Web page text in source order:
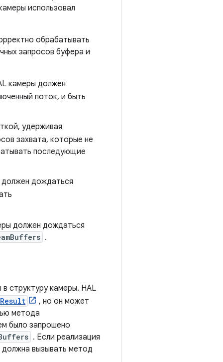
использовал
обрабатывать
запросов буфера и
камеры должен
поток, и быть
удерживая
захвата, которые не
последующие
дождаться
должен дождаться
.
структуру камеры. HAL
, но он может
метода
было запрошено
. Если реализация
вызывать метод